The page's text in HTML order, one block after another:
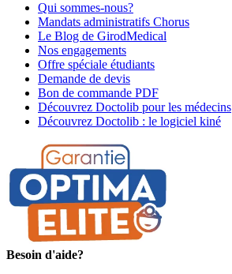
Qui sommes-nous?
Mandats administratifs Chorus
Le Blog de GirodMedical
Nos engagements
Offre spéciale étudiants
Demande de devis
Bon de commande PDF
Découvrez Doctolib pour les médecins
Découvrez Doctolib : le logiciel kiné
Besoin d'aide?